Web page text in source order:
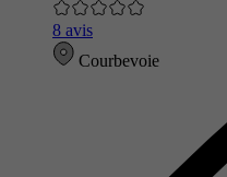
8 avis
Courbevoie